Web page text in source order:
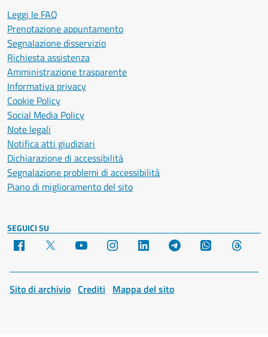
Leggi le FAQ
Prenotazione appuntamento
Segnalazione disservizio
Richiesta assistenza
Amministrazione trasparente
Informativa privacy
Cookie Policy
Social Media Policy
Note legali
Notifica atti giudiziari
Dichiarazione di accessibilità
Segnalazione problemi di accessibilità
Piano di miglioramento del sito
SEGUICI SU
Facebook YouTube Instagram LinkedIn Telegram WhatsApp
Sito di archivio Crediti Mappa del sito